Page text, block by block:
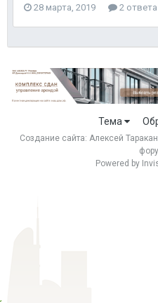
28 марта, 2019 2 ответа
Тема
Создание сайта: Алексей
Powered by